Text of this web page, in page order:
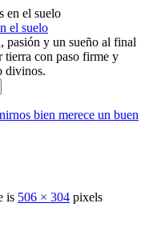
el suelo
pasión y un sueño al final
tierra con paso firme y
divinos.
bien merece un buen
is 506 × 304 pixels